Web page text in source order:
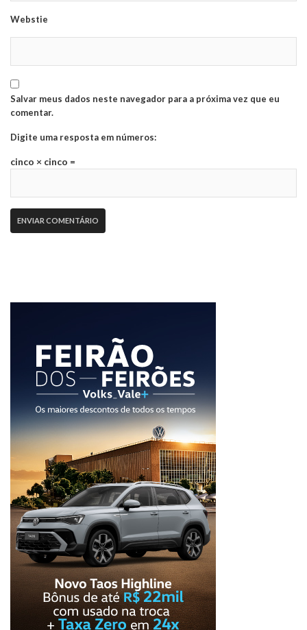
Webstie
Salvar meus dados neste navegador para a próxima vez que eu
comentar.
Digite uma resposta em números:
cinco × cinco =